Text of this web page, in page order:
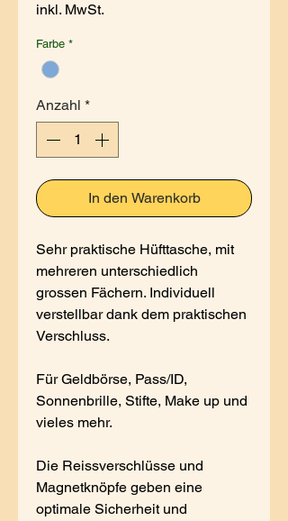
inkl. MwSt.
Farbe *
Anzahl *
In den Warenkorb
Sehr praktische Hüfttasche, mit
mehreren unterschiedlich
grossen Fächern. Individuell
verstellbar dank dem praktischen
Verschluss.
Für Geldbörse, Pass/ID,
Sonnenbrille, Stifte, Make up und
vieles mehr.
Die Reissverschlüsse und
Magnetknöpfe geben eine
optimale Sicherheit und